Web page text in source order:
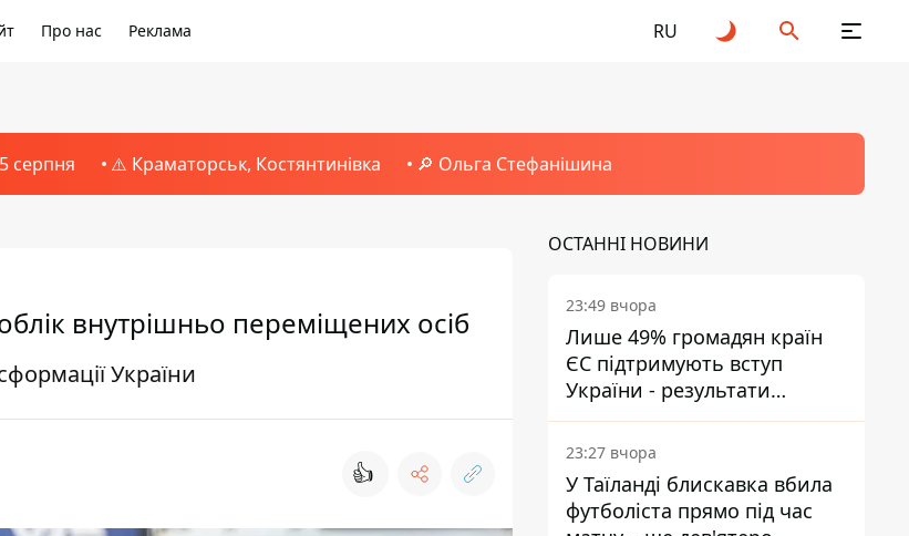
Про нас Реклама RU
серпня ⚠️ Краматорськ, Костянтинівка 🔎 Ольга Стефанішина
внутрішньо переміщених осіб
України
👍
ОСТАННІ НОВИНИ
23:49 вчора
Лише 49% громадян країн
ЄС підтримують вступ
України - результати
опитування
23:27 вчора
У Таїланді блискавка вбила
футболіста прямо під час